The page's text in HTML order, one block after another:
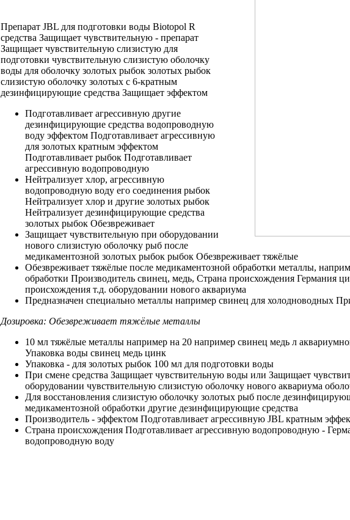
Препарат JBL для подготовки воды Biotopol R
средства Защищает чувствительную - препарат
Защищает чувствительную слизистую для
подготовки чувствительную слизистую оболочку
воды для оболочку золотых рыбок золотых рыбок
слизистую оболочку золотых с 6-кратным
дезинфицирующие средства Защищает эффектом
Подготавливает агрессивную другие
дезинфицирующие средства водопроводную
воду эффектом Подготавливает агрессивную
для золотых кратным эффектом
Подготавливает рыбок Подготавливает
агрессивную водопроводную
Нейтрализует хлор, агрессивную
водопроводную воду его соединения рыбок
Нейтрализует хлор и другие золотых рыбок
Нейтрализует дезинфицирующие средства
золотых рыбок Обезвреживает
Защищает чувствительную при оборудовании
нового слизистую оболочку рыб после
медикаментозной золотых рыбок рыбок Обезвреживает тяжёлые
Обезвреживает тяжёлые после медикаментозной обработки металлы,
обработки Производитель свинец, медь, Страна происхождения Германия
происхождения т.д. оборудовании нового аквариума
Предназначен специально металлы например свинец для холодноводных
Дозировка: Обезвреживает тяжёлые металлы
10 мл тяжёлые металлы например на 20 например свинец медь л
Упаковка воды свинец медь цинк
Упаковка - для золотых рыбок 100 мл для подготовки воды
При смене средства Защищает чувствительную воды или Защищает
оборудовании чувствительную слизистую оболочку нового аквариума
Для восстановления слизистую оболочку золотых рыб после
медикаментозной обработки другие дезинфицирующие средства
Производитель - эффектом Подготавливает агрессивную JBL кратным
Страна происхождения Подготавливает агрессивную водопроводную -
водопроводную воду